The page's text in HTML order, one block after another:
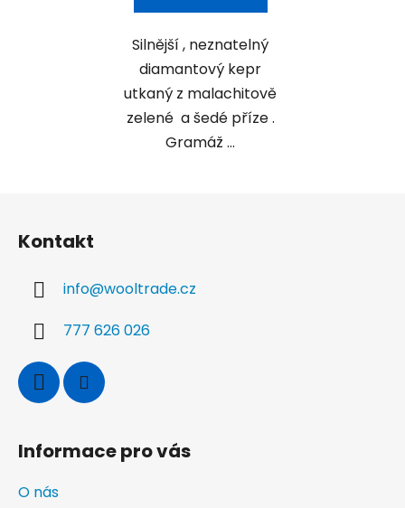
Silnější , neznatelný
diamantový kepr
utkaný z malachitově
zelené a šedé příze .
Gramáž ...
Kontakt
info@wooltrade.cz
777 626 026
Informace pro vás
O nás